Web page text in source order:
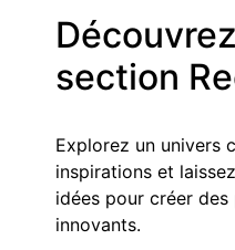
section
Explorez un univers
inspirations et
idées pour créer
innovants.